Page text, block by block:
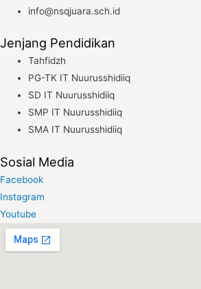
info@nsqjuara.sch.id
Jenjang Pendidikan
Tahfidzh
PG-TK IT Nuurusshidiiq
SD IT Nuurusshidiiq
SMP IT Nuurusshidiiq
SMA IT Nuurusshidiiq
Sosial Media
Facebook
Instagram
Youtube